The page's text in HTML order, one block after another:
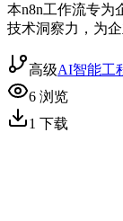
本n8n工作流专为
技术洞察力，为
高级AI智能工
6 浏览
1 下载